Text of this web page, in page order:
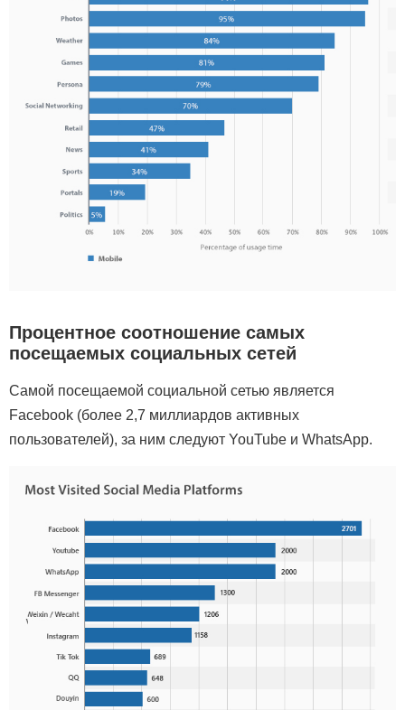
Процентное соотношение самых
посещаемых социальных сетей
Самой посещаемой социальной сетью является
Facebook (более 2,7 миллиардов активных
пользователей), за ним следуют YouTube и WhatsApp.